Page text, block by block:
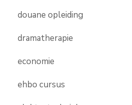
douane opleiding
dramatherapie
economie
ehbo cursus